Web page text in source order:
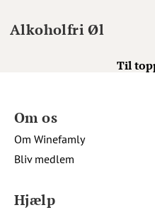
Til
Alkoholfri Øl
Om os
Om Winefamly
Bliv medlem
Hjælp